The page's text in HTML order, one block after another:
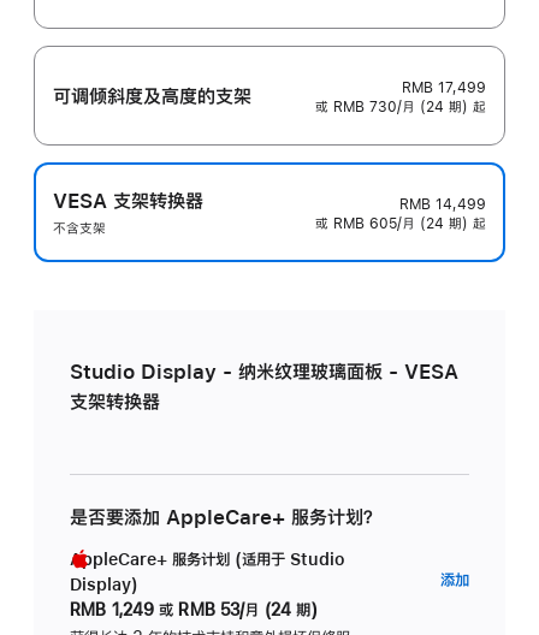
可调倾斜度及高‍度的支‍架
RMB 17,499
或 RMB 730/月 (24 期) 起
VESA 支架转换器
不含支架
RMB 14,499
或 RMB 605/月 (24 期) 起
Studio Display - 纳米纹理玻璃面板 - VESA
支架转换器
是否要添加 AppleCare+ 服务计划？
AppleCare+ 服务计划 (适用于 Studio
Display)
RMB 1,249 或 RMB 53/月 (24 期)
添加